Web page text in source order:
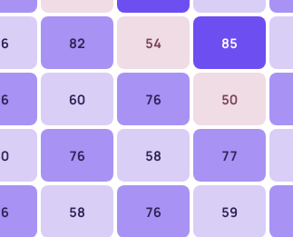
82 54 85
60 76 50
76 58 77
58 76 59